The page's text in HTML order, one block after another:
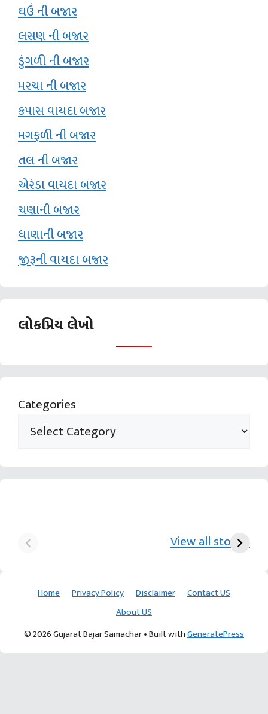
ઘઉં ની બજાર
લસણ ની બજાર
ડુંગળી ની બજાર
મરચા ની બજાર
કપાસ વાયદા બજાર
મગફળી ની બજાર
તલ ની બજાર
એરંડા વાયદા બજાર
ચણાની બજાર
ધાણાની બજાર
જીરૂની વાયદા બજાર
લોકપ્રિય લેખો
Categories
View all stories
ખેડૂતની કમાલ આચાર્ય દેવવ્રતજી
Home Privacy Policy Disclaimer
Contact US
About US
© 2026 Gujarat Bajar Samachar• Built withGeneratePress